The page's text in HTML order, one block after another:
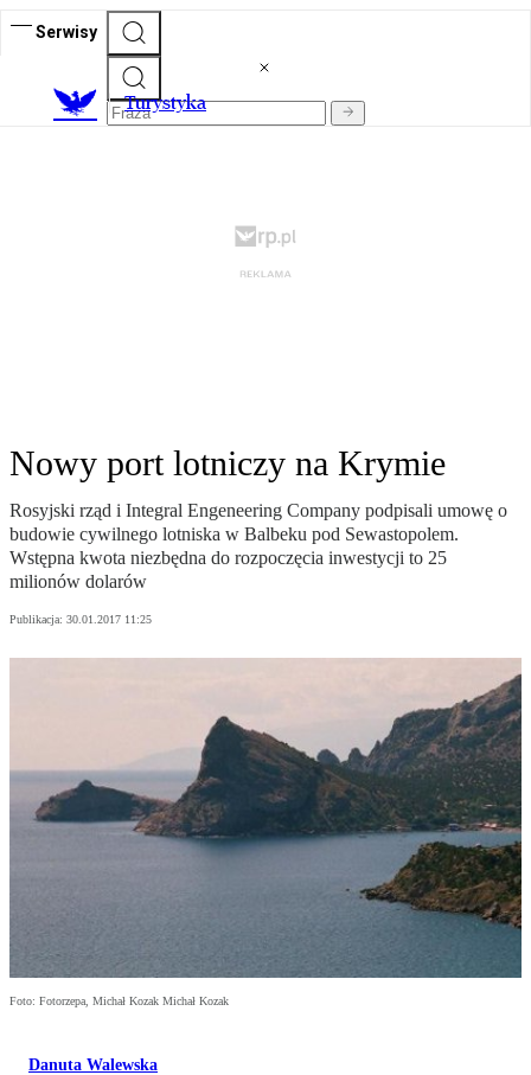
Serwisy
Turystyka
Nowy port lotniczy na Krymie
Rosyjski rząd i Integral Engeneering Company podpisali umowę o
budowie cywilnego lotniska w Balbeku pod Sewastopolem.
Wstępna kwota niezbędna do rozpoczęcia inwestycji to 25
milionów dolarów
Publikacja: 30.01.2017 11:25
Foto: Fotorzepa, Michał Kozak Michał Kozak
Danuta Walewska